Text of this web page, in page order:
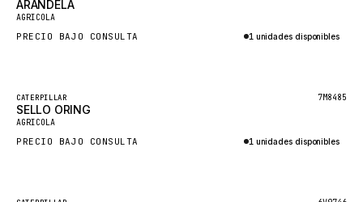
HEIL
GROVE CRANE
GEHL
FORD
Nuevo
ARANDELA
AGRICOLA
PRECIO BAJO CONSULTA 1 unidades disponibles
Destacado
Nuevo
CATERPILLAR 7M8485
SELLO ORING
AGRICOLA
PRECIO BAJO CONSULTA 1 unidades disponibles